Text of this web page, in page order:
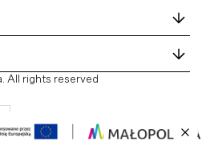
All rights reserved